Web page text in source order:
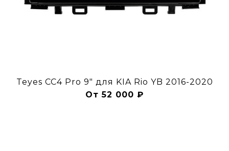
Teyes CC4 Pro 9" для KIA Rio YB 2016-2020
От 52 000 ₽